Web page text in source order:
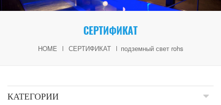
СЕРТИФИКАТ
HOME СЕРТИФИКАТ подземный свет rohs
КАТЕГОРИИ